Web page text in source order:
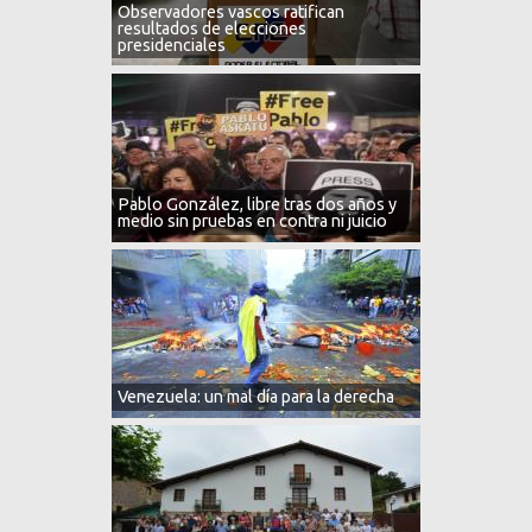
Observadores vascos ratifican
resultados de elecciones
presidenciales
Pablo González, libre tras dos años y
medio sin pruebas en contra ni juicio
Venezuela: un mal día para la derecha